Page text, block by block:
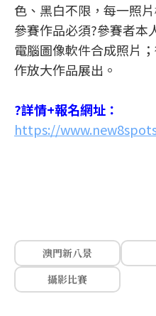
色、黑白不限，每一照
參賽作品必須?參賽者本
電腦圖像軟件合成照片
作放大作品展出。
?詳情+報名網址：
https://
澳門新八景
攝影比賽